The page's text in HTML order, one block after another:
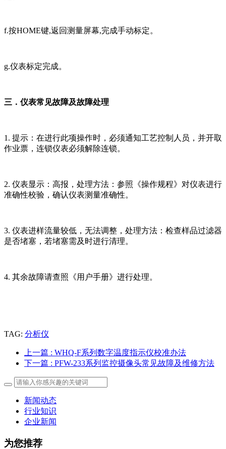
f.按HOME键,返回测量屏幕,完成手动标定。
g.仪表标定完成。
三．仪表常见故障及故障处理
1. 提示：在进行此项操作时，必须通知工艺控制人员，并开取
作业票，连锁仪表必须解除连锁。
2. 仪表显示：高报，处理方法：参照《操作规程》对仪表进行
准确性校验，确认仪表测量准确性。
3. 仪表进样流量较低，无法调整，处理方法：检查样品过滤器
是否堵塞，若堵塞需及时进行清理。
4. 其余故障请查照《用户手册》进行处理。
TAG: 分析仪
上一篇 : WHQ-F系列数字温度指示仪校准办法
下一篇 : PFW-233系列监控摄像头常见故障及维修方法
新闻动态
行业知识
企业新闻
为您推荐